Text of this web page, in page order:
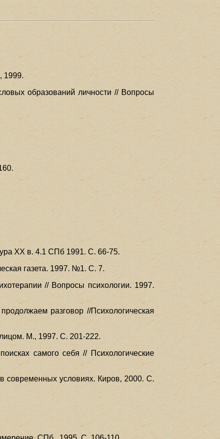
1999.
образований личности // Вопросы
XX в. 4.1 СПб 1991. С. 66-75.
газета. 1997. №1. С. 7.
// Вопросы психологии. 1997.
разговор //Психологическая
М., 1997. С. 201-222.
самого себя // Психологические
современных условиях. Киров, 2000. С.